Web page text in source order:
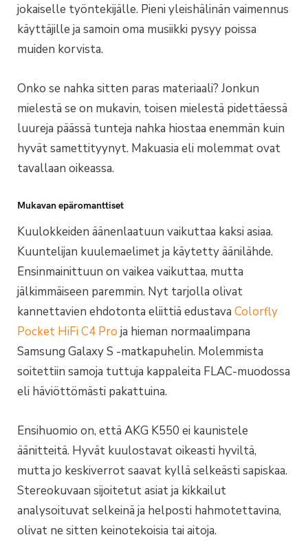
jokaiselle työntekijälle. Pieni yleishälinän vaimennus
käyttäjille ja samoin oma musiikki pysyy poissa
muiden korvista.
Onko se nahka sitten paras materiaali? Jonkun
mielestä se on mukavin, toisen mielestä pidettäessä
luureja päässä tunteja nahka hiostaa enemmän kuin
hyvät samettityynyt. Makuasia eli molemmat ovat
tavallaan oikeassa.
Mukavan epäromanttiset
Kuulokkeiden äänenlaatuun vaikuttaa kaksi asiaa.
Kuuntelijan kuulemaelimet ja käytetty äänilähde.
Ensinmainittuun on vaikea vaikuttaa, mutta
jälkimmäiseen paremmin. Nyt tarjolla olivat
kannettavien ehdotonta eliittiä edustava Colorfly
Pocket HiFi C4 Pro ja hieman normaalimpana
Samsung Galaxy S -matkapuhelin. Molemmista
soitettiin samoja tuttuja kappaleita FLAC-muodossa
eli häviöttömästi pakattuina.
Ensihuomio on, että AKG K550 ei kaunistele
äänitteitä. Hyvät kuulostavat oikeasti hyviltä,
mutta jo keskiverrot saavat kyllä selkeästi sapiskaa.
Stereokuvaan sijoitetut asiat ja kikkailut
analysoituvat selkeinä ja helposti hahmotettavina,
olivat ne sitten keinotekoisia tai aitoja.